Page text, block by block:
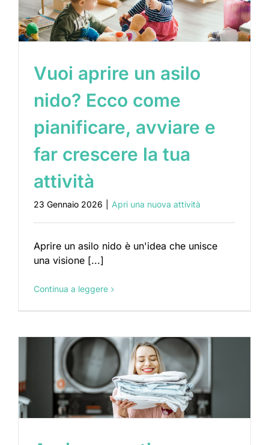
Vuoi aprire un asilo
nido? Ecco come
pianificare, avviare e
far crescere la tua
attività
23 Gennaio 2026 Apri una nuova attività
Aprire un asilo nido è un'idea che unisce
una visione [...]
Continua a leggere